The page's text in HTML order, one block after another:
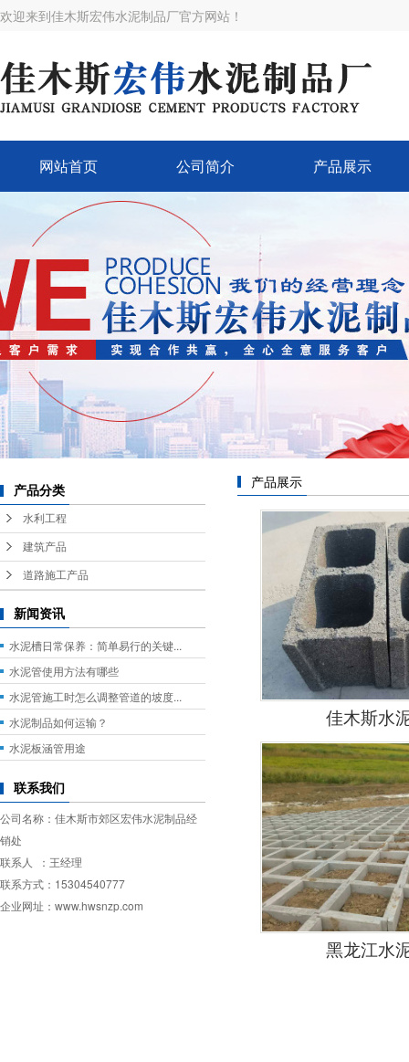
欢迎来到佳木斯宏伟水泥制品厂官方网站！
网站首页 公司简介 产品展示
产品分类
水利工程
建筑产品
道路施工产品
新闻资讯
水泥槽日常保养：简单易行的关键...
水泥管使用方法有哪些
水泥管施工时怎么调整管道的坡度...
水泥制品如何运输？
水泥板涵管用途
联系我们
公司名称：佳木斯市郊区宏伟水泥制品经
销处
联系人 ：王经理
联系方式：15304540777
企业网址：www.hwsnzp.com
产品展示
佳木斯水
黑龙江水